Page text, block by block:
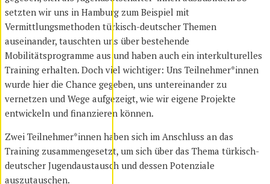
setzten wir uns in Hamburg zum Beispiel mit
Vermittlungsmethoden türkisch-deutscher Themen
auseinander, tauschten uns über bestehende
Mobilitätsprogramme aus und haben auch ein interkulturelles
Training erhalten. Doch viel wichtiger: Uns Teilnehmer*innen
wurde hier die Chance gegeben, uns untereinander zu
vernetzen und Wege aufgezeigt, wie wir eigene Projekte
entwickeln und finanzieren können.
Zwei Teilnehmer*innen haben sich im Anschluss an das
Training zusammengesetzt, um sich über das Thema türkisch-
deutscher Jugendaustausch und dessen Potenziale
auszutauschen.